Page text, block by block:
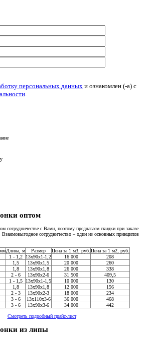
персональных данных и ознакомлен (-а) c
.
оптом
сотрудничестве с Вами, поэтому предлагаем скидки при заказе
сотрудничество – один из основных принципов
Длина, м Размер Цена за 1 м3, руб. Цена за 1 м2, руб.
1 - 1,2 13x90x1-1,2 16 000
208
1,5 13x90x1,5 20 000
260
1,8 13x90x1,8 26 000
338
2 - 6 13x90x2-6 31 500
409,5
1 - 1,5 13x90x1-1,5 10 000
130
1,8 13x90x1,8 12 000
156
2 - 3 13x90x2-3 18 000
234
3 - 6 13x110x3-6 36 000
468
3 - 6 13x90x3-6 34 000
442
Смотреть подробный прайс-лист
из липы